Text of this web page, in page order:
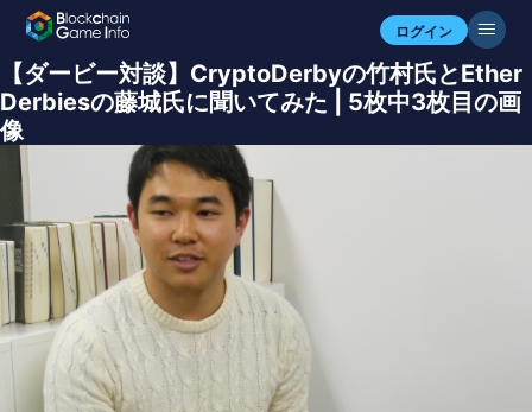
ログイン
【ダービー対談】CryptoDerbyの竹村氏とEther
Derbiesの藤城氏に聞いてみた | 5枚中3枚目の画
像